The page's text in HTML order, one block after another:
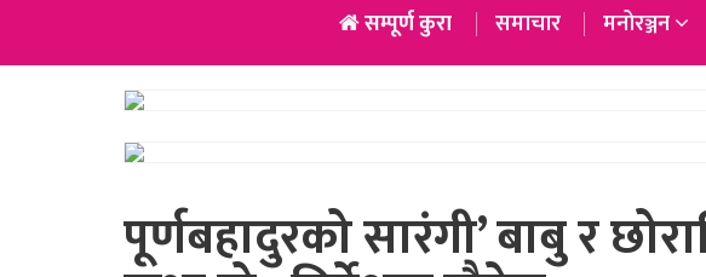
सम्पूर्ण कुरा समाचार मनोरञ्जन
पूर्णबहादुरको सारंगी’ बाबु र